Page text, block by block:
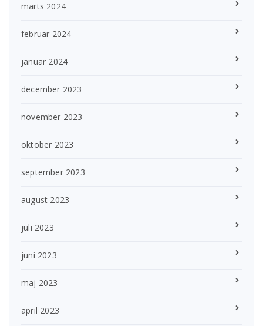
marts 2024
februar 2024
januar 2024
december 2023
november 2023
oktober 2023
september 2023
august 2023
juli 2023
juni 2023
maj 2023
april 2023